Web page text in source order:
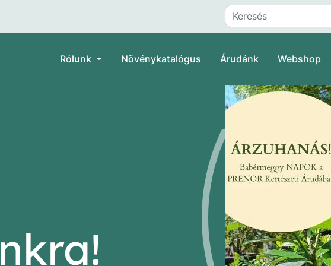
Rólunk Növénykatalógus Árudánk Webshop